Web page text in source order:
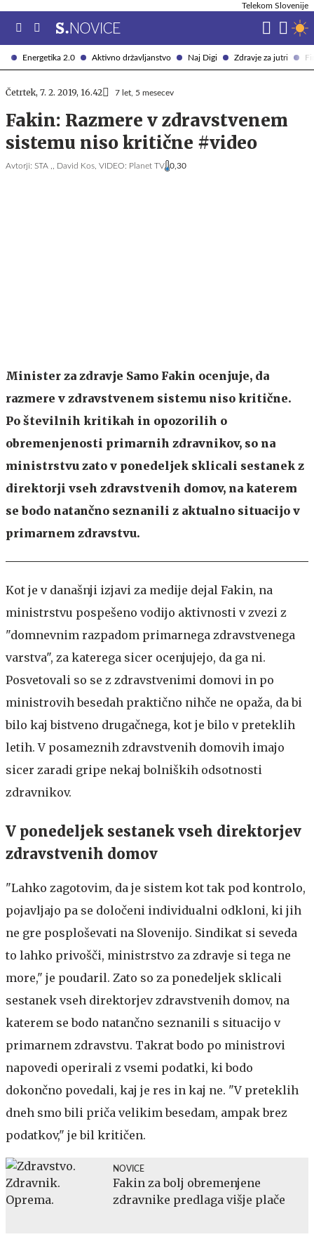
Energetika 2.0 Aktivno državljanstvo Naj Digi Zdravje za jutri
Telekom Slovenije
Četrtek, 7. 2. 2019, 16.42 7 let, 5 mesecev
Fakin: Razmere v zdravstvenem
sistemu niso kritične #video
Avtorji: STA ,, David Kos, VIDEO: Planet TV 0,30
Minister za zdravje Samo Fakin ocenjuje, da
razmere v zdravstvenem sistemu niso kritične.
Po številnih kritikah in opozorilih o
obremenjenosti primarnih zdravnikov, so na
ministrstvu zato v ponedeljek sklicali sestanek z
direktorji vseh zdravstvenih domov, na katerem
se bodo natančno seznanili z aktualno situacijo v
primarnem zdravstvu.
Kot je v današnji izjavi za medije dejal Fakin, na
ministrstvu pospešeno vodijo aktivnosti v zvezi z
"domnevnim razpadom primarnega zdravstvenega
varstva", za katerega sicer ocenjujejo, da ga ni.
Posvetovali so se z zdravstvenimi domovi in po
ministrovih besedah praktično nihče ne opaža, da bi
bilo kaj bistveno drugačnega, kot je bilo v preteklih
letih. V posameznih zdravstvenih domovih imajo
sicer zaradi gripe nekaj bolniških odsotnosti
zdravnikov.
V ponedeljek sestanek vseh direktorjev
zdravstvenih domov
"Lahko zagotovim, da je sistem kot tak pod kontrolo,
pojavljajo pa se določeni individualni odkloni, ki jih
ne gre posploševati na Slovenijo. Sindikat si seveda
to lahko privošči, ministrstvo za zdravje si tega ne
more," je poudaril. Zato so za ponedeljek sklicali
sestanek vseh direktorjev zdravstvenih domov, na
katerem se bodo natančno seznanili s situacijo v
primarnem zdravstvu. Takrat bodo po ministrovi
napovedi operirali z vsemi podatki, ki bodo
dokončno povedali, kaj je res in kaj ne. "V preteklih
dneh smo bili priča velikim besedam, ampak brez
podatkov," je bil kritičen.
NOVICE
Fakin za bolj obremenjene
zdravnike predlaga višje plače